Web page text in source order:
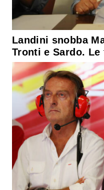
Landini snobba
Tronti e Sardo.